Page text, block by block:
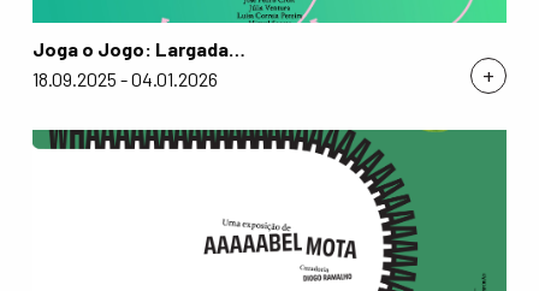
+
Joga o Jogo: Largada…
18.09.2025 - 04.01.2026